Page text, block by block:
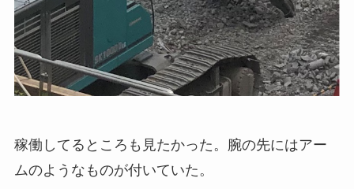
稼働してるところも見たかった。腕の先にはアー
ムのようなものが付いていた。